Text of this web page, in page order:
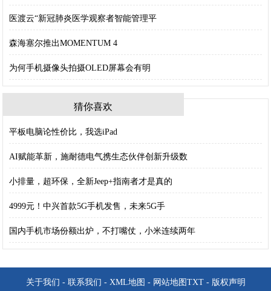
医渡云“新冠肺炎医学观察者智能管理平
森海塞尔推出MOMENTUM 4
为何手机摄像头拍摄OLED屏幕会有明
猜你喜欢
平板电脑论性价比，我选iPad
AI赋能革新，施耐德电气携生态伙伴创新升级数
小排量，超环保，全新Jeep+指南者才是真的
4999元！中兴首款5G手机发售，未来5G手
国内手机市场份额出炉，不打嘴仗，小米连续两年
关于我们 - 联系我们 - XML地图 - 网站地图 TXT- 版权声明